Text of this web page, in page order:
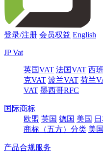
登录/注册 会员权益 English
JP Vat
英国VAT 法国VAT 西
克VAT 波兰VAT 荷兰
VAT 墨西哥RFC
国际商标
欧盟 英国 德国 美国
商标（五方）分类 美
产品合规服务